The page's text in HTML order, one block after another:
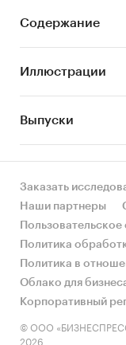
Содержание
Иллюстрации
Выпуски
Заказать
Наши партнеры
Политика
Политика в
Облако для
Корпоративный
© ООО
2026.